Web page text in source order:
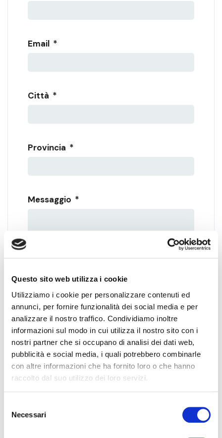
Questo sito web utilizza i cookie
Utilizziamo i cookie per personalizzare contenuti ed
annunci, per fornire funzionalità dei social media e per
analizzare il nostro traffico. Condividiamo inoltre
informazioni sul modo in cui utilizza il nostro sito con i
nostri partner che si occupano di analisi dei dati web,
pubblicità e social media, i quali potrebbero combinarle
con altre informazioni che ha fornito loro o che hanno
raccolto dal suo utilizzo dei loro servizi.
delNecessari
Email *
Città *
Provincia *
Messaggio *
TI POTREBBE INTERESSARE ANCHE:
Software gestione risorse umane -
Cm²
App Rilevazione Presenze ed
Amministrazione
App Timbrature Presenze e Controllo
Badge Aziendali